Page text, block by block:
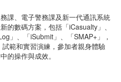
課、電子警務課及新一代通訊系統
的數碼方案，包括「iCasualty」、
」、「iSubmit」、「SMAP+」，
範和實習演練，參加者親身體驗
的操作與成效。